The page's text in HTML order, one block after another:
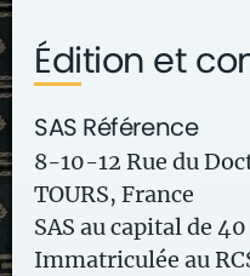
Édition et
SAS Référence
8-10-12 Rue du
TOURS, France
SAS au capital de
Immatriculée au